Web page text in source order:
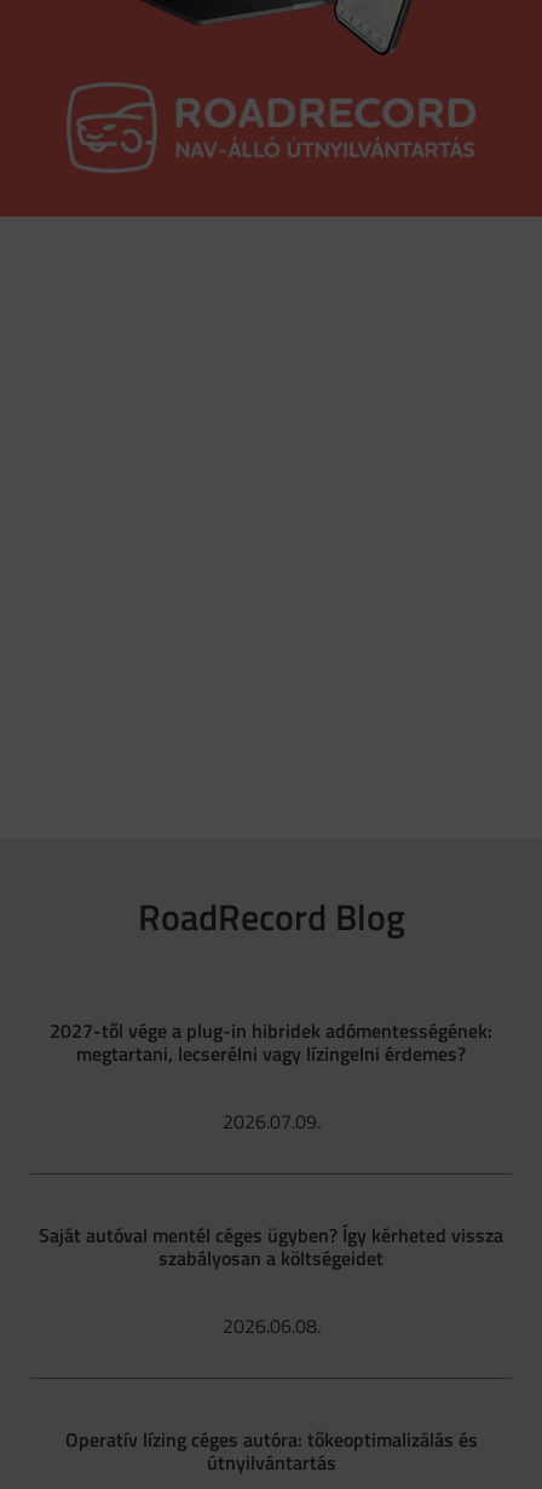
RoadRecord Blog
2027-től vége a plug-in hibridek adómentességének:
megtartani, lecserélni vagy lízingelni érdemes?
2026.07.09.
Saját autóval mentél céges ügyben? Így kérheted vissza
szabályosan a költségeidet
2026.06.08.
Operatív lízing céges autóra: tőkeoptimalizálás és
útnyilvántartás